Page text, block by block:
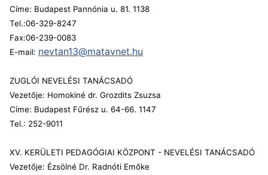
Címe: Budapest Pannónia u. 81. 1138
Tel.:06-329-8247
Fax:06-239-0083
E-mail: nevtan13@matavnet.hu
ZUGLÓI NEVELÉSI TANÁCSADÓ
Vezetője: Homokiné dr. Grozdits Zsuzsa
Címe: Budapest Fűrész u. 64-66. 1147
Tel.: 252-9011
XV. KERÜLETI PEDAGÓGIAI KÖZPONT - NEVELÉSI TANÁCSADÓ
Vezetője: Ézsölné Dr. Radnóti Emőke